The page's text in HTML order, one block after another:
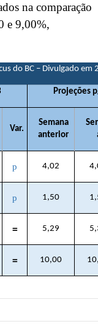
na comparação
e 9,00%,
do BC – Divulgado
Projeções
Var.
Semana
anterior
p 4,02
p 1,50
= 5,29
= 10,00